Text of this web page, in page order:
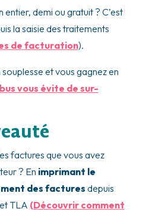
demi ou gratuit ? C’est
la saisie des traitements
de facturation).
et vous gagnez en
vous évite de sur-
factures que vous avez
? En imprimant le
des factures depuis
TLA (Découvrir comment